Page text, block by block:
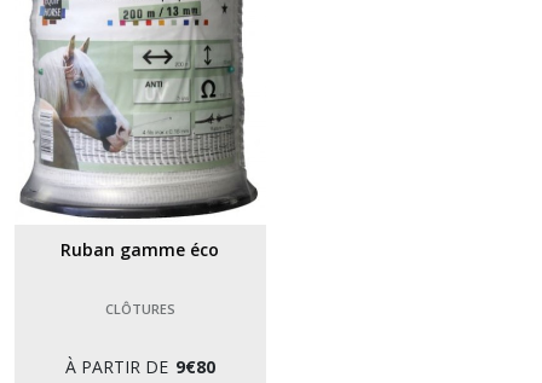
Ruban gamme éco
CLÔTURES
À PARTIR DE 9€80
résultats